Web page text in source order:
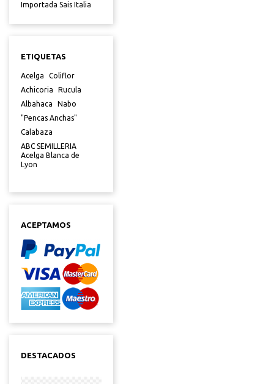
Importada Sais Italia
ETIQUETAS
Acelga
Coliflor
Achicoria
Rucula
Albahaca
Nabo
"Pencas Anchas"
Calabaza
ABC SEMILLERIA
Acelga Blanca de
Lyon
ACEPTAMOS
DESTACADOS